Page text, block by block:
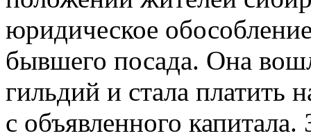
юридическое
бывшего посада. Она
гильдий и стала платить
с объявленного